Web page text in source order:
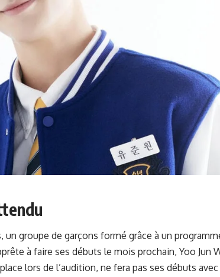
un groupe de garçons formé grâce à un
à faire ses débuts le mois prochain, Yoo Jun
lors de l’audition, ne fera pas ses débuts avec